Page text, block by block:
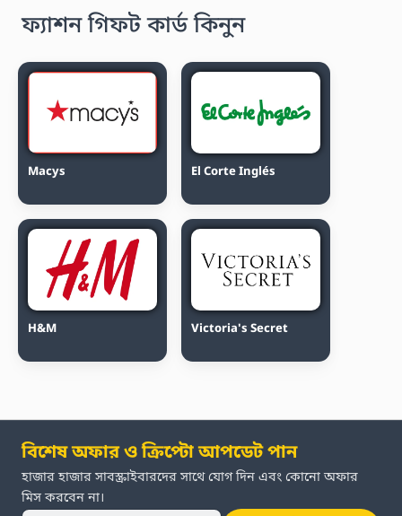
ফ্যাশন গিফট কার্ড কিনুন
Macys El Corte Inglés
H&M Victoria's Secret
বিশেষ অফার ও ক্রিপ্টো আপডেট পান
হাজার হাজার সাবস্ক্রাইবারদের সাথে যোগ দিন এবং কোনো অফার
মিস করবেন না।